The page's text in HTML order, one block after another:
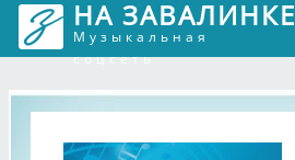
НА ЗАВАЛИНКЕ
Музыкальная
соцсеть